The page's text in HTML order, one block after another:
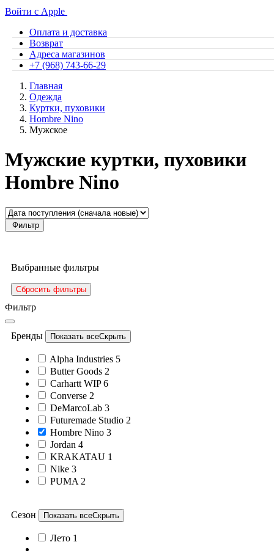
Войти с Apple
Оплата и доставка
Возврат
Адреса магазинов
+7 (968) 743-66-29
Главная
Одежда
Куртки, пуховики
Hombre Nino
Мужское
Мужские куртки, пуховики
Hombre Nino
Фильтр
Выбранные фильтры
Сбросить фильтры
Фильтр
Бренды Показать всеСкрыть
Alpha Industries 5
Butter Goods 2
Carhartt WIP 6
Converse 2
DeMarcoLab 3
Futuremade Studio 2
Hombre Nino 3
Jordan 4
KRAKATAU 1
Nike 3
PUMA 2
Сезон Показать всеСкрыть
Лето 1